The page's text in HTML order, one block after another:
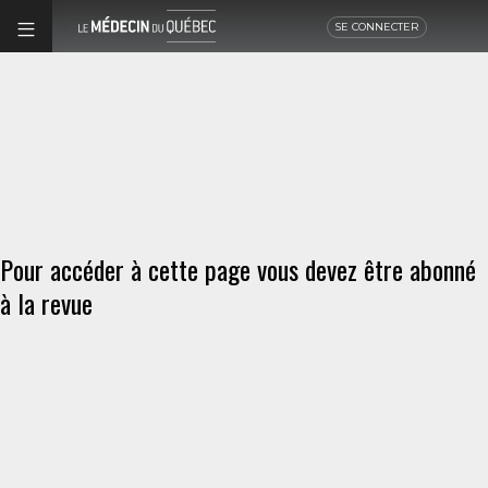
SE CONNECTER
Pour accéder à cette page vous devez être abonné
à la revue